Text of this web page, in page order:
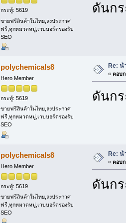
กระทู้: 5619
ขายฟรีสินค้าในไทย,ลงประกาศ
ฟรี,ทุกหมวดหมู่,เวบบอร์ดรองรับ
SEO
ดันก
polychemicals8
Hero Member
กระทู้: 5619
ขายฟรีสินค้าในไทย,ลงประกาศ
ฟรี,ทุกหมวดหมู่,เวบบอร์ดรองรับ
SEO
Re: น้
« ตอบก
ดันก
polychemicals8
Hero Member
กระทู้: 5619
ขายฟรีสินค้าในไทย,ลงประกาศ
ฟรี,ทุกหมวดหมู่,เวบบอร์ดรองรับ
SEO
Re: น้
« ตอบก
ดันก